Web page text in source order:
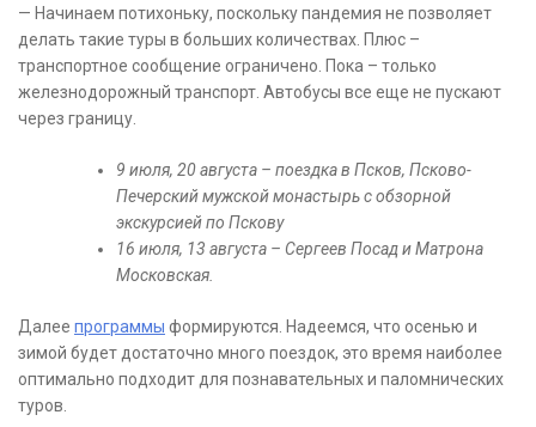
— Начинаем потихоньку, поскольку пандемия не позволяет
делать такие туры в больших количествах. Плюс –
транспортное сообщение ограничено. Пока – только
железнодорожный транспорт. Автобусы все еще не пускают
через границу.
9 июля, 20 августа – поездка в Псков, Псково-
Печерский мужской монастырь с обзорной
экскурсией по Пскову
16 июля, 13 августа – Сергеев Посад и Матрона
Московская.
Далее программы формируются. Надеемся, что осенью и
зимой будет достаточно много поездок, это время наиболее
оптимально подходит для познавательных и паломнических
туров.